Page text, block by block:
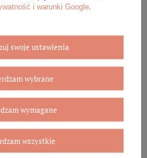
gratis
w sklepie internetowym
i warunki Google
swoje ustawienia
wybrane
wymagane
wszystkie